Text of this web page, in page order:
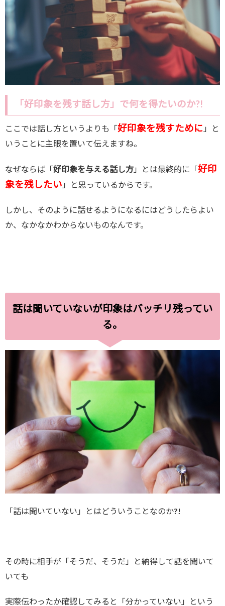
「好印象を残す話し方」で何を得たいのか?!
ここでは話し方というよりも「好印象を残すために 」と
いうことに主眼を置いて伝えますね。
なぜならば「好印象を与える話し方 」とは最終的に「好印
象を残したい 」と思っているからです。
しかし、そのように話せるようになるにはどうしたらよい
か、なかなかわからないものなんです。
話は聞いていないが印象はバッチリ残ってい
る。
「話は聞いていない」とはどういうことなのか?!
その時に相手が「そうだ、そうだ」と納得して話を聞いて
いても
実際伝わったか確認してみると「分かっていない」という